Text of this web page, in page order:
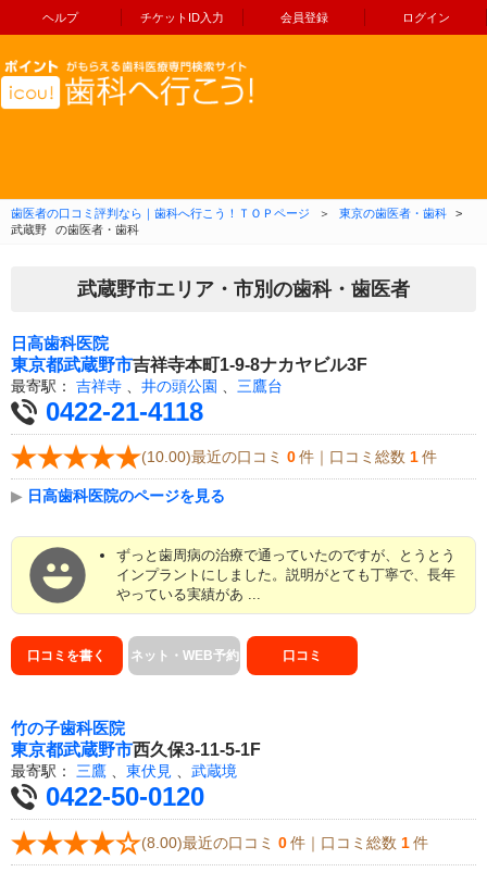
ヘルプ チケットID入力 会員登録 ログイン
コンテンツへ移動
歯医者の口コミ評判なら｜歯科へ行こう！ＴＯＰページ ＞ 東京の歯医者・歯科
>
武蔵野
の歯医者・歯科
武蔵野市エリア・市別の歯科・歯医者
日高歯科医院
東京都武蔵野市吉祥寺本町1-9-8ナカヤビル3F
最寄駅： 吉祥寺 井の頭公園 三鷹台
0422-21-4118
(10.00)最近の口コミ 0 件｜口コミ総数 1 件
▶ 日高歯科医院のページを見る
ずっと歯周病の治療で通っていたのですが、とうとう
インプラントにしました。説明がとても丁寧で、長年
やっている実績があ ...
口コミを書く ネット・WEB予約 口コミ
竹の子歯科医院
東京都武蔵野市西久保3-11-5-1F
最寄駅： 三鷹 、 東伏見 、 武蔵境
0422-50-0120
(8.00)最近の口コミ 0 件｜口コミ総数 1 件